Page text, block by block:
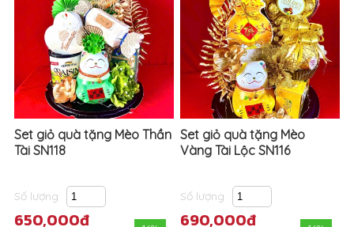
Set giỏ quà tặng Mèo Thần
Tài SN118
Số lượng
650,000đ
Set giỏ quà tặng Mèo
Vàng Tài Lộc SN116
Số lượng
690,000đ